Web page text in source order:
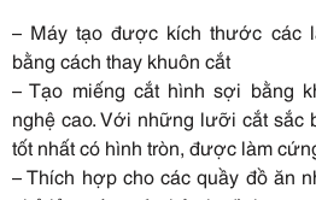
– Máy tạo được kích thước các
bằng cách thay khuôn cắt
– Tạo miếng cắt hình sợi bằng
nghệ cao. Với những lưỡi cắt sắc
tốt nhất có hình tròn, được làm
– Thích hợp cho các quầy đồ ăn